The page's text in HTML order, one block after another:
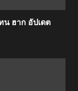
น ฮาก อัปเดต